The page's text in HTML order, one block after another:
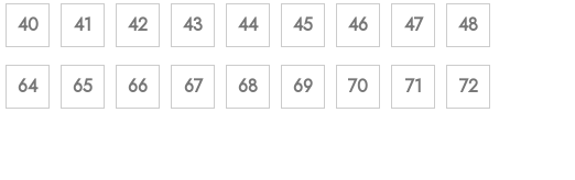
40 41 42 43 44 45 46 47 48
64 65 66 67 68 69 70 71 72